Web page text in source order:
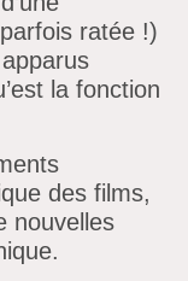
ratée !)
la fonction
des films,
nouvelles